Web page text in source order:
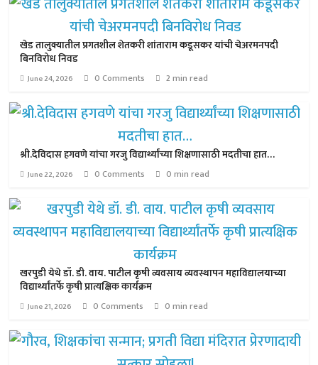
खेड तालुक्यातील प्रगतशील शेतकरी शांताराम कडूसकर यांची चेअरमनपदी
बिनविरोध निवड
June 24, 2026 0 Comments 2 min read
श्री.देविदास हगवणे यांचा गरजु विद्यार्थ्यांच्या शिक्षणासाठी मदतीचा हात…
June 22, 2026 0 Comments 0 min read
खरपुडी येथे डॉ. डी. वाय. पाटील कृषी व्यवसाय व्यवस्थापन महाविद्यालयाच्या
विद्यार्थ्यांतर्फे कृषी प्रात्यक्षिक कार्यक्रम
June 21, 2026 0 Comments 0 min read